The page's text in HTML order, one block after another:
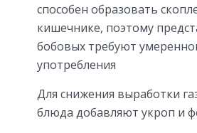
способен образовать
кишечнике, поэтому
бобовых требуют
употребления
Для снижения выработки
блюда добавляют укроп и